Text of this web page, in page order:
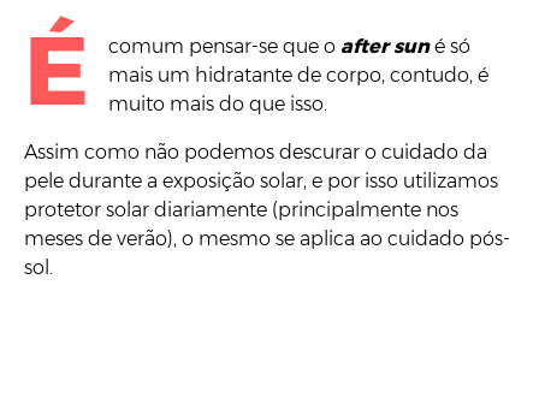
É comum pensar-se que o after sun é só
mais um hidratante de corpo, contudo, é
muito mais do que isso.
Assim como não podemos descurar o cuidado da
pele durante a exposição solar, e por isso utilizamos
protetor solar diariamente (principalmente nos
meses de verão), o mesmo se aplica ao cuidado pós-
sol.